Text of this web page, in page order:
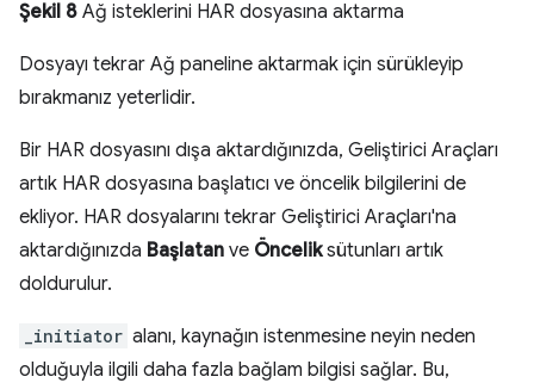
Şekil 8 Ağ isteklerini HAR dosyasına aktarma
Dosyayı tekrar Ağ paneline aktarmak için sürükleyip
bırakmanız yeterlidir.
Bir HAR dosyasını dışa aktardığınızda, Geliştirici Araçları
artık HAR dosyasına başlatıcı ve öncelik bilgilerini de
ekliyor. HAR dosyalarını tekrar Geliştirici Araçları'na
aktardığınızda Başlatan ve Önceliksütunları artık
doldurulur.
_initiator alanı, kaynağın istenmesine neyin neden
olduğuyla ilgili daha fazla bağlam bilgisi sağlar. Bu,